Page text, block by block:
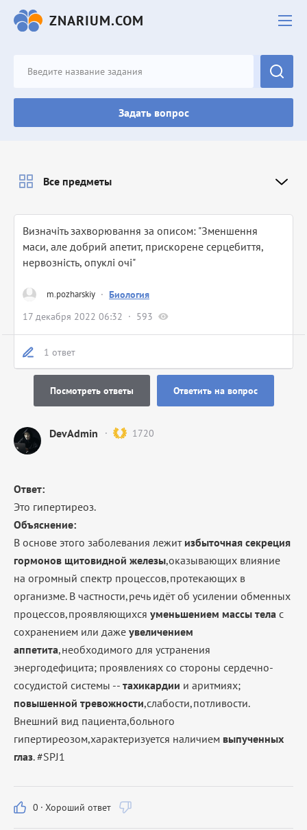
ZNARIUM.COM
Задать вопрос
m.pozharskiy · Биология
17 декабря 2022 06:32
593
Визначіть захворювання за описом: "Зменшення
маси, але добрий апетит, прискорене серцебиття,
нервозність, опуклі очі"​
1 ответ
Посмотреть ответы Ответить на вопрос
DevAdmin 1720
Ответ:
Это гипертиреоз.
Объяснение:
В основе этого заболевания лежит избыточная секреция
гормонов щитовидной железы,оказывающих влияние
на огромный спектр процессов,протекающих в
организме. В частности,речь идёт об усилении обменных
процессов,проявляющихся уменьшением массы тела с
сохранением или даже увеличением
аппетита,необходимого для устранения
энергодефицита; проявлениях со стороны сердечно-
сосудистой системы -- тахикардии и аритмиях;
повышенной тревожности,слабости,потливости.
Внешний вид пациента,больного
гипертиреозом,характеризуется наличием выпученных
глаз. #SPJ1
0 · Хороший ответ
Все предметы